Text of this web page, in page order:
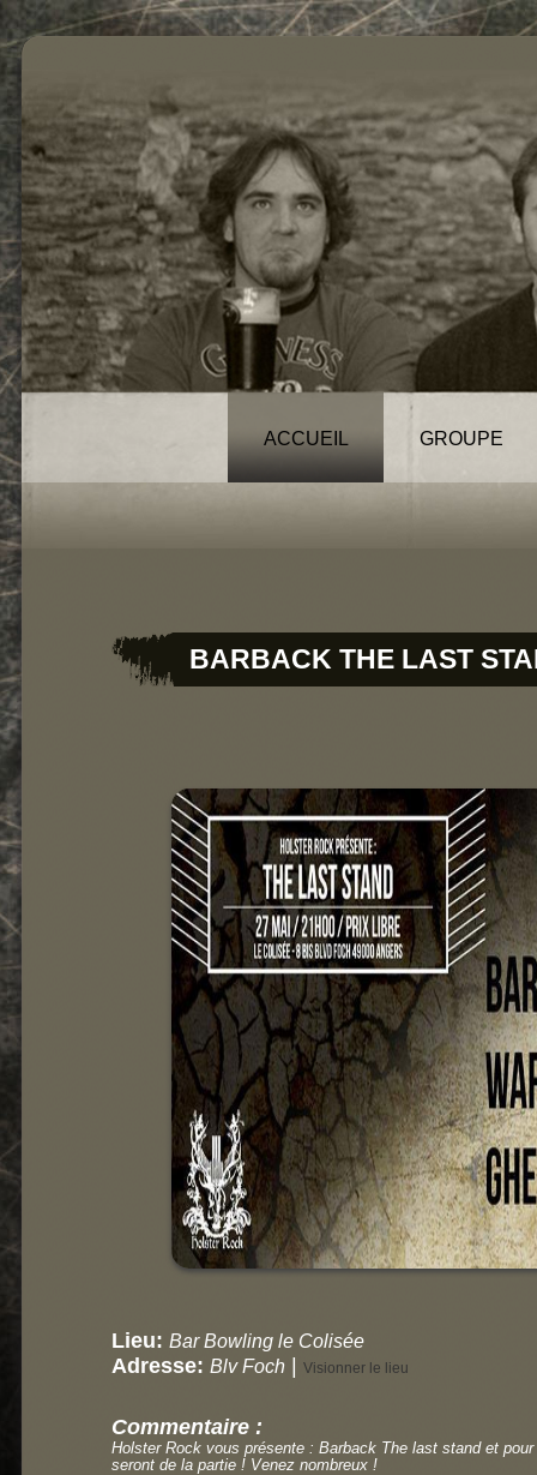
ACCUEIL GROUPE
Gherkin Hairy
BARBACK THE LAST
Lieu: Bar Bowling le Colisée
Adresse: Blv Foch Visionner le lieu
Commentaire :
Holster Rock vous présente : Barback The last stand et
seront de la partie ! Venez nombreux !